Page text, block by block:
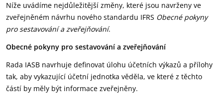
Níže uvádíme nejdůležitější změny, které jsou navrženy ve
zveřejněném návrhu nového standardu IFRS Obecné pokyny
pro sestavování a zveřejňování.
Obecné pokyny pro sestavování a zveřejňování
Rada IASB navrhuje definovat úlohu účetních výkazů a přílohy
tak, aby vykazující účetní jednotka věděla, ve které z těchto
částí by měly být informace zveřejněny.